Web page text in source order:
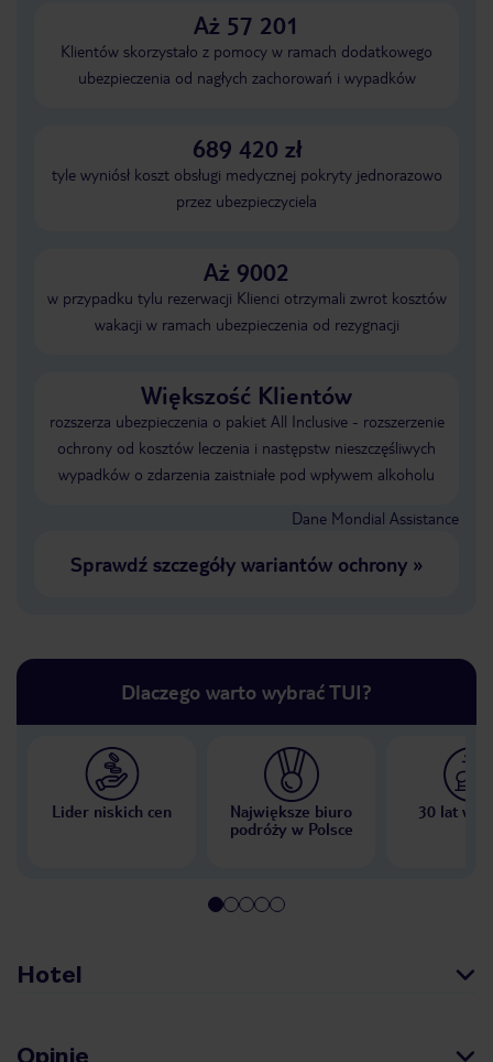
Aż 57 201
Klientów skorzystało z pomocy w ramach dodatkowego
ubezpieczenia od nagłych zachorowań i wypadków
689 420 zł
tyle wyniósł koszt obsługi medycznej pokryty jednorazowo
przez ubezpieczyciela
Aż 9002
w przypadku tylu rezerwacji Klienci otrzymali zwrot kosztów
wakacji w ramach ubezpieczenia od rezygnacji
Większość Klientów
rozszerza ubezpieczenia o pakiet All Inclusive - rozszerzenie
ochrony od kosztów leczenia i następstw nieszczęśliwych
wypadków o zdarzenia zaistniałe pod wpływem alkoholu
Dane Mondial Assistance
Sprawdź szczegóły wariantów ochrony»
Dlaczego warto wybrać TUI?
Lider niskich cen
Największe biuro
podróży w Polsce
30 lat w
Hotel
Opinie